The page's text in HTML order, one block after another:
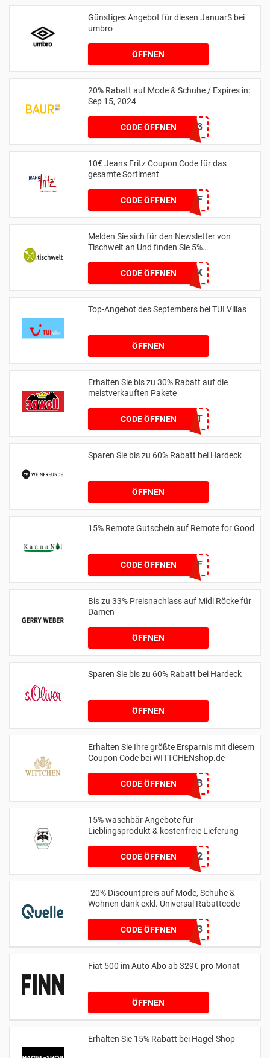
Günstiges Angebot für diesen JanuarS bei
umbro
ÖFFNEN
20% Rabatt auf Mode & Schuhe / Expires in:
Sep 15, 2024
CODE ÖFFNEN11173
10€ Jeans Fritz Coupon Code für das
gesamte Sortiment
CODE ÖFFNENWCOM2JF
Melden Sie sich für den Newsletter von
Tischwelt an Und finden Sie 5%
CODE ÖFFNEN BMVK
Top-Angebot des Septembers bei TUI Villas
ÖFFNEN
Erhalten Sie bis zu 30% Rabatt auf die
meistverkauften Pakete
CODE ÖFFNEN
KEIN CODE BENÖTIGT
Sparen Sie bis zu 60% Rabatt bei Hardeck
ÖFFNEN
15% Remote Gutschein auf Remote for Good
CODE ÖFFNENRFG15OFF
Bis zu 33% Preisnachlass auf Midi Röcke für
Damen
ÖFFNEN
Sparen Sie bis zu 60% Rabatt bei Hardeck
ÖFFNEN
Erhalten Sie Ihre größte Ersparnis mit diesem
Coupon Code bei WITTCHENshop.de
CODE ÖFFNEN666EF2CB
15% waschbär Angebote für
Lieblingsprodukt & kostenfreie Lieferung
CODE ÖFFNEN35H952
-20% Discountpreis auf Mode, Schuhe &
Wohnen dank exkl. Universal Rabattcode
CODE ÖFFNEN15013
Fiat 500 im Auto Abo ab 329€ pro Monat
ÖFFNEN
Erhalten Sie 15% Rabatt bei Hagel-Shop